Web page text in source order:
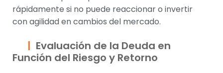
rápidamente si no puede reaccionar o invertir
con agilidad en cambios del mercado.
Evaluación de la Deuda en
Función del Riesgo y Retorno